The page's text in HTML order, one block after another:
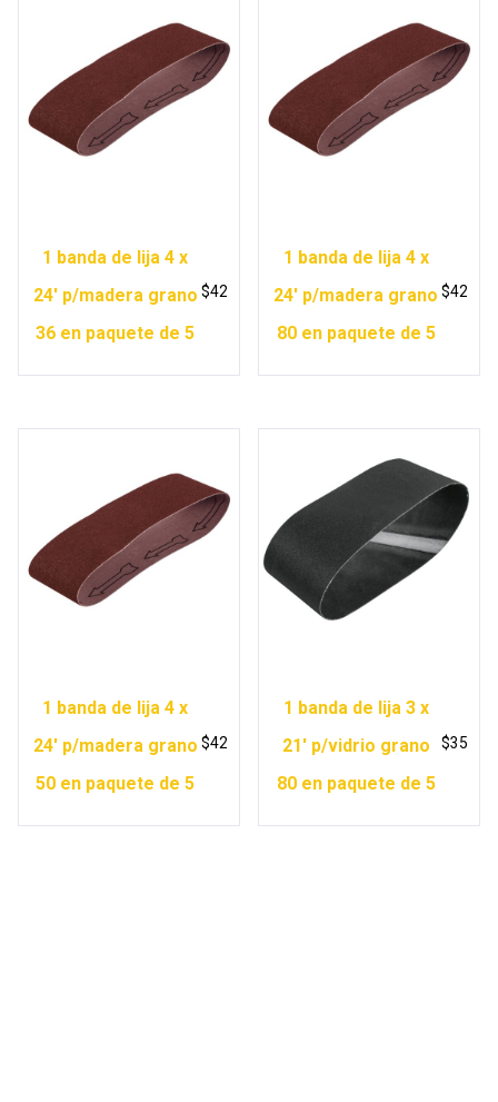
1 banda de lija 4 x
24′ p/madera grano
36 en paquete de 5
$42
1 banda de lija 4 x
24′ p/madera grano
80 en paquete de 5
$42
1 banda de lija 4 x
24′ p/madera grano
50 en paquete de 5
$42
1 banda de lija 3 x
21′ p/vidrio grano
80 en paquete de 5
$35